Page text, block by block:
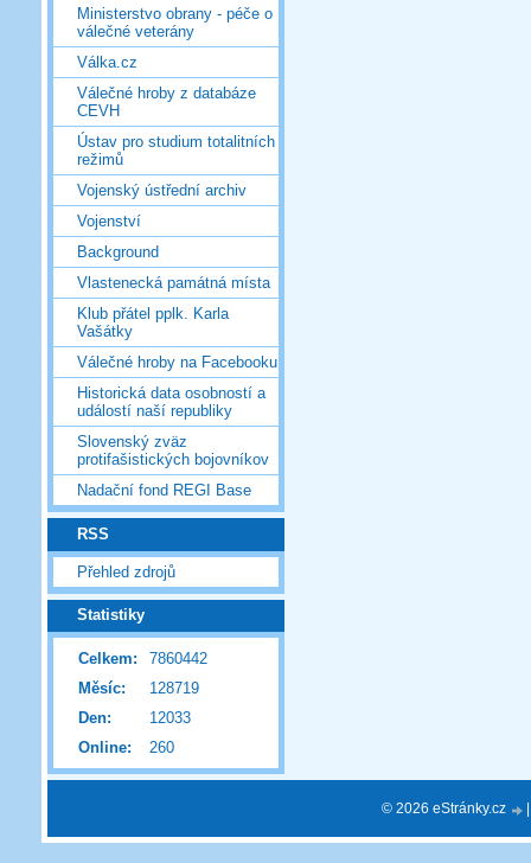
Ministerstvo obrany - péče o
válečné veterány
Válka.cz
Válečné hroby z databáze
CEVH
Ústav pro studium totalitních
režimů
Vojenský ústřední archiv
Vojenství
Background
Vlastenecká památná místa
Klub přátel pplk. Karla
Vašátky
Válečné hroby na Facebooku
Historická data osobností a
událostí naší republiky
Slovenský zväz
protifašistických bojovníkov
Nadační fond REGI Base
RSS
Přehled zdrojů
Statistiky
Online: 260
Celkem:
7860442
Měsíc:
128719
Den:
12033
© 2026 eStránky.cz